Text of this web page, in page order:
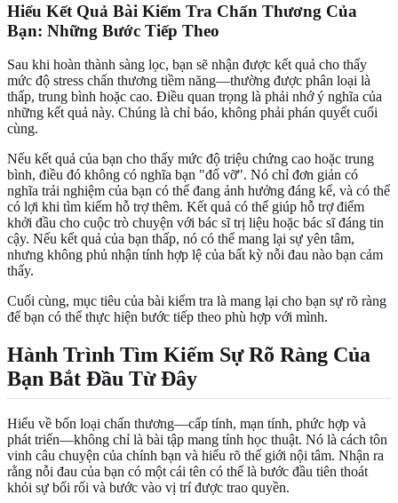
Hiểu Kết Quả Bài Kiểm Tra Chấn Thương Của
Bạn: Những Bước Tiếp Theo
Sau khi hoàn thành sàng lọc, bạn sẽ nhận được kết quả cho thấy
mức độ stress chấn thương tiềm năng—thường được phân loại là
thấp, trung bình hoặc cao. Điều quan trọng là phải nhớ ý nghĩa của
những kết quả này. Chúng là chỉ báo, không phải phán quyết cuối
cùng.
Nếu kết quả của bạn cho thấy mức độ triệu chứng cao hoặc trung
bình, điều đó không có nghĩa bạn "đổ vỡ". Nó chỉ đơn giản có
nghĩa trải nghiệm của bạn có thể đang ảnh hưởng đáng kể, và có thể
có lợi khi tìm kiếm hỗ trợ thêm. Kết quả có thể giúp hỗ trợ điểm
khởi đầu cho cuộc trò chuyện với bác sĩ trị liệu hoặc bác sĩ đáng tin
cậy. Nếu kết quả của bạn thấp, nó có thể mang lại sự yên tâm,
nhưng không phủ nhận tính hợp lệ của bất kỳ nỗi đau nào bạn cảm
thấy.
Cuối cùng, mục tiêu của bài kiểm tra là mang lại cho bạn sự rõ ràng
để bạn có thể thực hiện bước tiếp theo phù hợp với mình.
Hành Trình Tìm Kiếm Sự Rõ Ràng Của
Bạn Bắt Đầu Từ Đây
Hiểu về bốn loại chấn thương—cấp tính, mạn tính, phức hợp và
phát triển—không chỉ là bài tập mang tính học thuật. Nó là cách tôn
vinh câu chuyện của chính bạn và hiểu rõ thế giới nội tâm. Nhận ra
rằng nỗi đau của bạn có một cái tên có thể là bước đầu tiên thoát
khỏi sự bối rối và bước vào vị trí được trao quyền.